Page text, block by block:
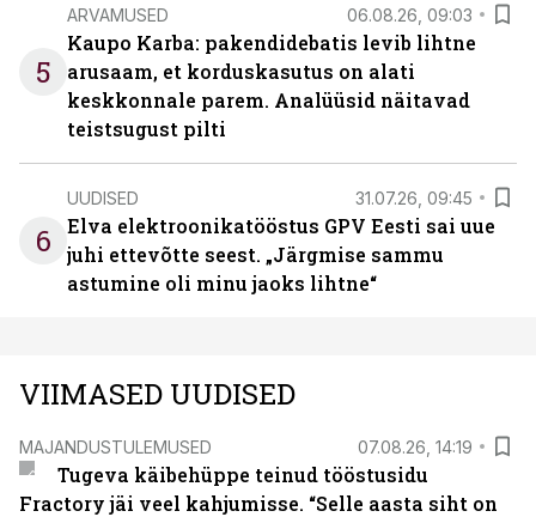
5
ARVAMUSED 06.08.26, 09:03
Kaupo Karba: pakendidebatis levib lihtne
arusaam, et korduskasutus on alati
keskkonnale parem. Analüüsid näitavad
teistsugust pilti
6
UUDISED 31.07.26, 09:45
Elva elektroonikatööstus GPV Eesti sai uue
juhi ettevõtte seest. „Järgmise sammu
astumine oli minu jaoks lihtne“
VIIMASED UUDISED
MAJANDUSTULEMUSED 07.08.26, 14:19
Tugeva käibehüppe teinud tööstusidu
Fractory jäi veel kahjumisse. “Selle aasta siht on